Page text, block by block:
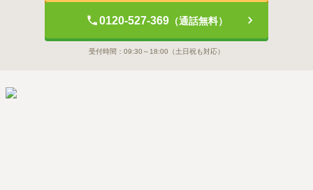
0120-527-369（通話無料）
受付時間： 09:30～18:00 （土日祝も対応）